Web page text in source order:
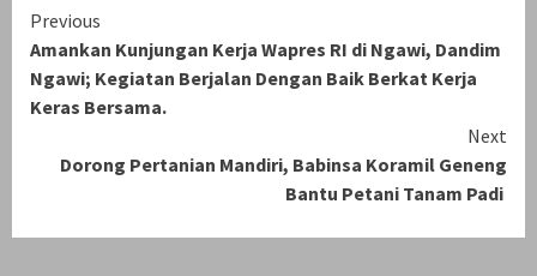
Continue
Reading
Previous
Amankan Kunjungan Kerja Wapres RI di Ngawi, Dandim
Ngawi; Kegiatan Berjalan Dengan Baik Berkat Kerja
Keras Bersama.
Next
Dorong Pertanian Mandiri, Babinsa Koramil Geneng
Bantu Petani Tanam Padi